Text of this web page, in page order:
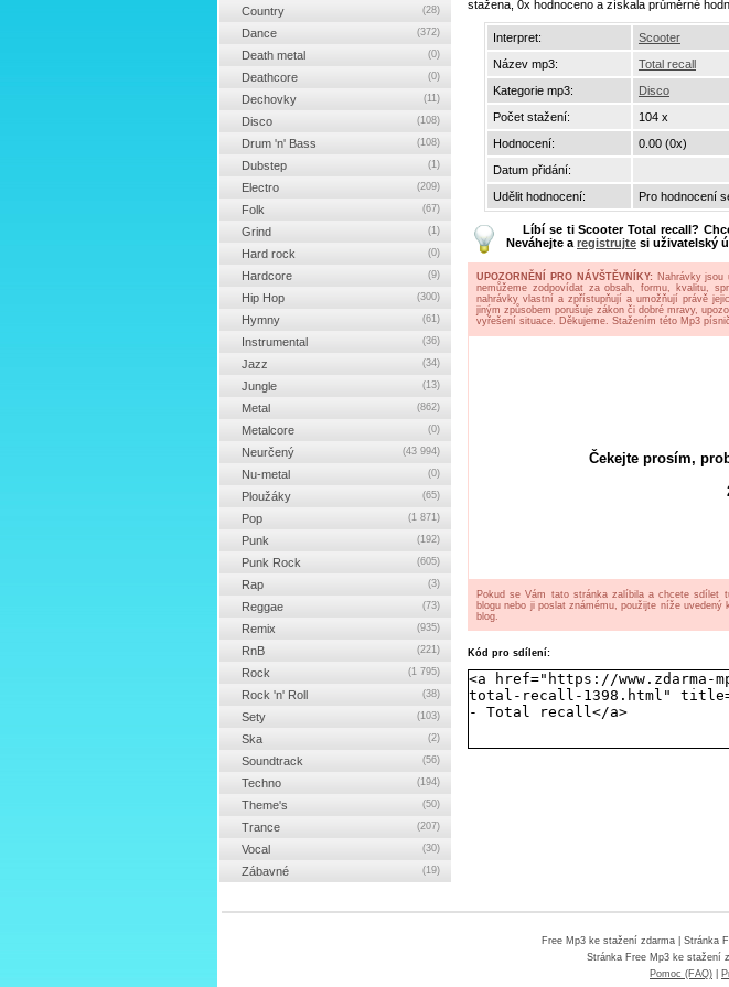
stažena, 0x hodnoceno a získala průměrné
Interpret:
Scooter
Název mp3:
Total recall
Kategorie mp3:
Disco
Počet stažení:
104 x
Hodnocení:
0.00 (0x)
Datum přidání:
Udělit hodnocení:
Pro hodnocení
Líbí se tiScooter Total recall?
Neváhejte a registrujte si uživatelský
UPOZORNĚNÍ PRO NÁVŠTĚVNÍKY: Nahrávky
nemůžeme zodpovídat za obsah, formu, kvalitu,
nahrávky vlastní a zpřístupňují a umožňují právě
jiným způsobem porušuje zákon či dobré mravy,
vyřešení situace. Děkujeme. Stažením této Mp3
Čekejte prosím,
Pokud se Vám tato stránka zalíbila a chcete sdílet
blogu nebo ji poslat známému, použijte níže
blog.
Kód pro sdílení:
Country (28)
Dance (372)
Death metal (0)
Deathcore (0)
Dechovky (11)
Disco (108)
Drum 'n' Bass (108)
Dubstep (1)
Electro (209)
Folk (67)
Grind (1)
Hard rock (0)
Hardcore (9)
Hip Hop (300)
Hymny (61)
Instrumental (36)
Jazz (34)
Jungle (13)
Metal (862)
Metalcore (0)
Neurčený (43 994)
Nu-metal (0)
Ploužáky (65)
Pop (1 871)
Punk (192)
Punk Rock (605)
Rap (3)
Reggae (73)
Remix (935)
RnB (221)
Rock (1 795)
Rock 'n' Roll (38)
Sety (103)
Ska (2)
Soundtrack (56)
Techno (194)
Theme's (50)
Trance (207)
Vocal (30)
Zábavné (19)
Free Mp3 ke stažení zdarma| Stránka
Stránka Free Mp3 ke stažení
Pomoc (FAQ)